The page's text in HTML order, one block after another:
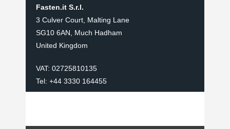
Fasten.it S.r.l.
3 Culver Court, Malting Lane
SG10 6AN, Much Hadham
United Kingdom
VAT: 02725810135
Tel: +44 3330 164455